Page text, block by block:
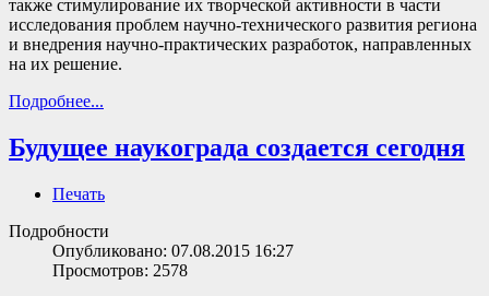
также стимулирование их творческой активности в части
исследования проблем научно-технического развития региона
и внедрения научно-практических разработок, направленных
на их решение.
Подробнее...
Будущее наукограда создается сегодня
Печать
Подробности
Опубликовано: 07.08.2015 16:27
Просмотров: 2578